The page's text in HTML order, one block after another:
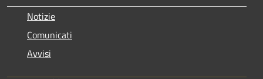
Notizie
Comunicati
Avvisi